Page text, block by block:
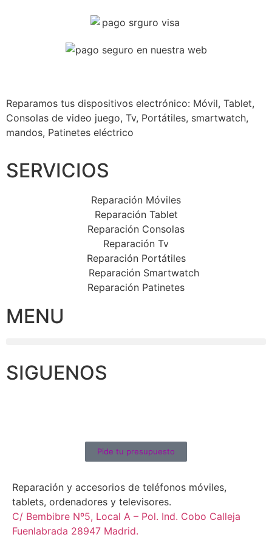
Reparamos tus dispositivos electrónico: Móvil, Tablet,
Consolas de video juego, Tv, Portátiles, smartwatch,
mandos, Patinetes eléctrico
SERVICIOS
Reparación Móviles
Reparación Tablet
Reparación Consolas
Reparación Tv
Reparación Portátiles
Reparación Smartwatch
Reparación Patinetes
MENU
SIGUENOS
Pide tu presupuesto
Reparación y accesorios de teléfonos móviles,
tablets, ordenadores y televisores.
C/ Bembibre Nº5, Local A – Pol. Ind. Cobo Calleja
Fuenlabrada 28947 Madrid.